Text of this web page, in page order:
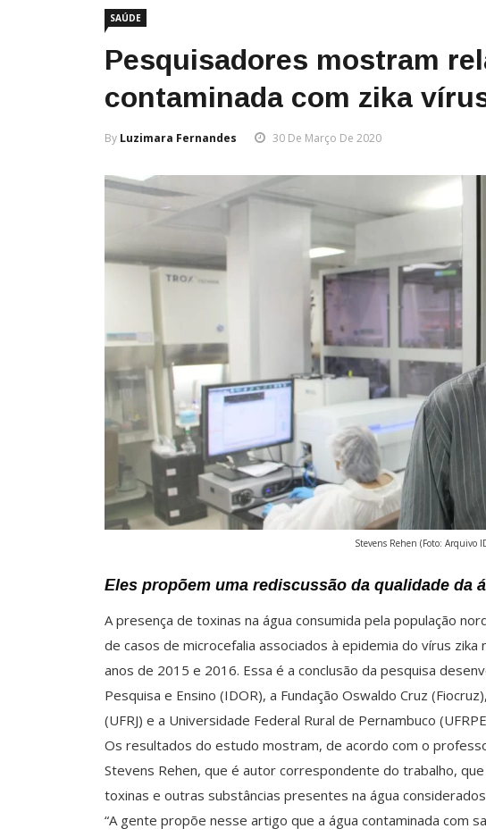
SAÚDE
Pesquisadores mostram
contaminada com zika
By Luzimara Fernandes 30 De Março De 2020
Stevens Rehen (Foto: Arquivo
Eles propõem uma rediscussão da qualidade da
A presença de toxinas na água consumida pela população
de casos de microcefalia associados à epidemia do vírus
anos de 2015 e 2016. Essa é a conclusão da pesquisa
Pesquisa e Ensino (IDOR), a Fundação Oswaldo Cruz
(UFRJ) e a Universidade Federal Rural de Pernambuco
Os resultados do estudo mostram, de acordo com o
Stevens Rehen, que é autor correspondente do trabalho,
toxinas e outras substâncias presentes na água
“A gente propõe nesse artigo que a água contaminada com